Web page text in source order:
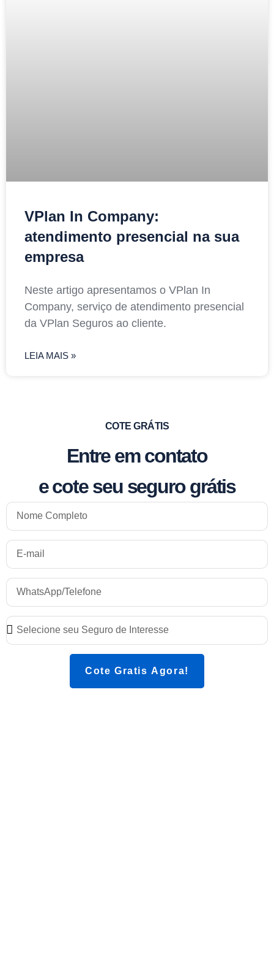
VPlan In Company:
atendimento presencial na sua
empresa
Neste artigo apresentamos o VPlan In
Company, serviço de atendimento presencial
da VPlan Seguros ao cliente.
LEIA MAIS »
COTE GRÁTIS
Entre em contato
e cote seu seguro grátis
Cote Gratis Agora!